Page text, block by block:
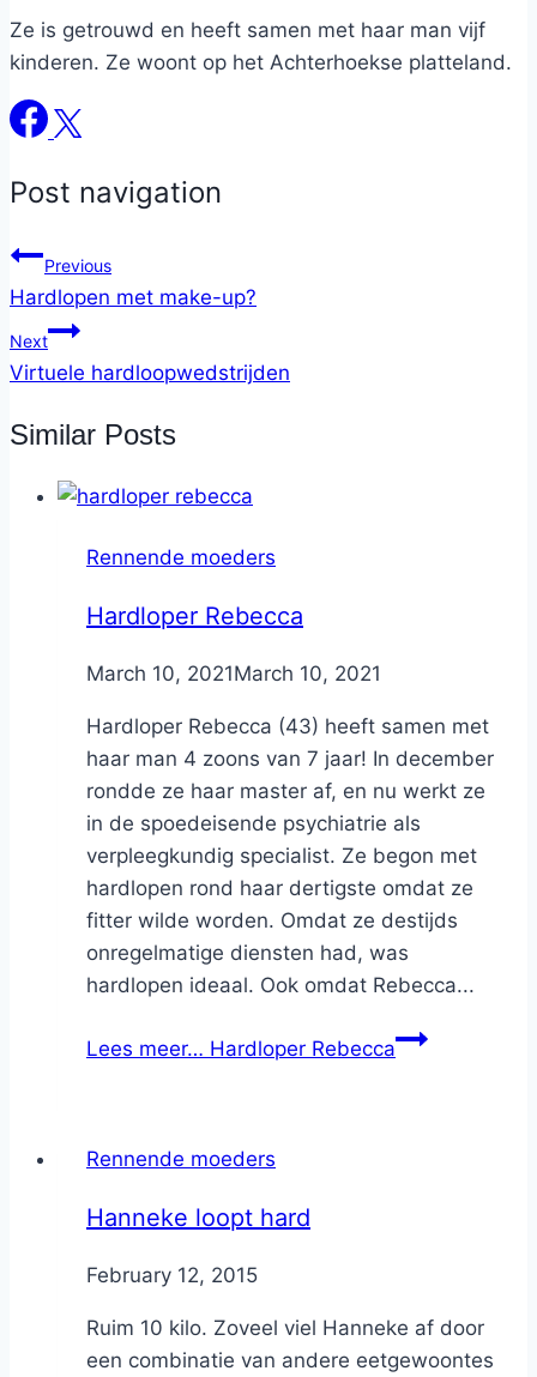
Ze is getrouwd en heeft samen met haar man vijf
kinderen. Ze woont op het Achterhoekse platteland.
Post navigation
Previous
Hardlopen met make-up?
Next
Virtuele hardloopwedstrijden
Similar Posts
Rennende moeders
Hardloper Rebecca
ByNicole
March 10, 2021March 10, 2021
Hardloper Rebecca (43) heeft samen met
haar man 4 zoons van 7 jaar! In december
rondde ze haar master af, en nu werkt ze
in de spoedeisende psychiatrie als
verpleegkundig specialist. Ze begon met
hardlopen rond haar dertigste omdat ze
fitter wilde worden. Omdat ze destijds
onregelmatige diensten had, was
hardlopen ideaal. Ook omdat Rebecca...
Lees meer… Hardloper Rebecca
Rennende moeders
Hanneke loopt hard
ByNicole
February 12, 2015
Ruim 10 kilo. Zoveel viel Hanneke af door
een combinatie van andere eetgewoontes